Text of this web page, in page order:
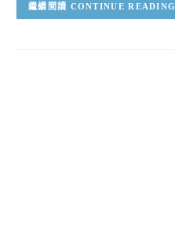
CONTINUE READING